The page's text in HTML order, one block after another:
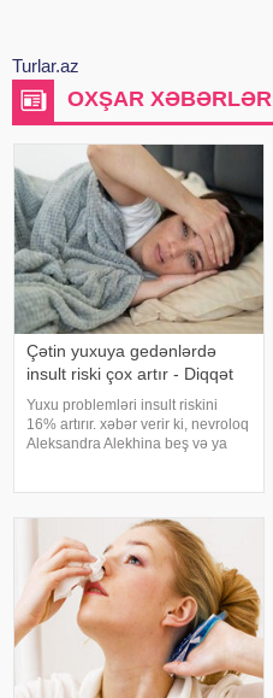
Turlar.az
OXŞAR XƏBƏRLƏR
Çətin yuxuya gedənlərdə
insult riski çox artır - Diqqət
Yuxu problemləri insult riskini
16% artırır. xəbər verir ki, nevroloq
Aleksandra Alekhina beş və ya
artdığını deyib. İnsult ciddi və
həyat